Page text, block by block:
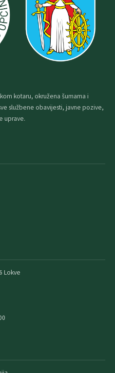
kotaru, okružena šumama i
službene obavijesti, javne pozive,
uprave.
Lokve